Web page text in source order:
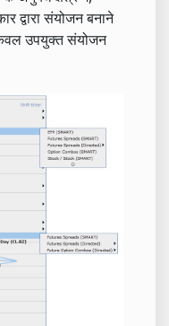
द्वारा संयोजन बनाने
उपयुक्त संयोजन